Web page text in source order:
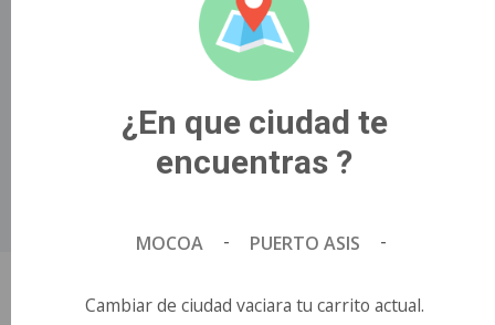
ESTADOS UNIDOS.¿En que ciudad te
encuentras ?
MOCOA - PUERTO ASIS -
Cambiar de ciudad vaciara tu carrito actual.